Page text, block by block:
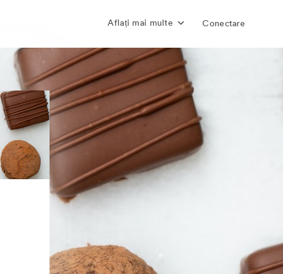
Aflați mai multe Conectare